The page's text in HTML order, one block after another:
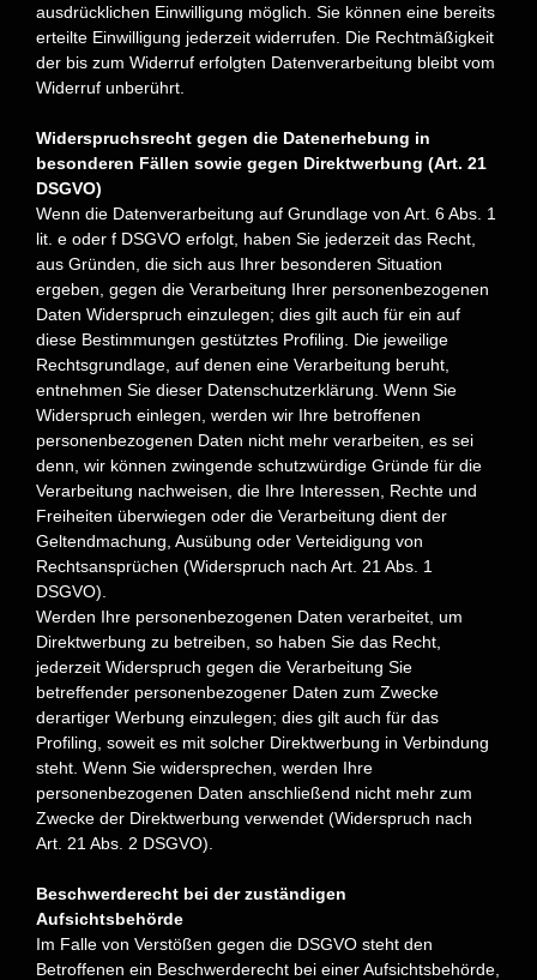
ausdrücklichen Einwilligung möglich. Sie können eine bereits
erteilte Einwilligung jederzeit widerrufen. Die Rechtmäßigkeit
der bis zum Widerruf erfolgten Datenverarbeitung bleibt vom
Widerruf unberührt.
Widerspruchsrecht gegen die Datenerhebung in
besonderen Fällen sowie gegen Direktwerbung (Art. 21
DSGVO)
Wenn die Datenverarbeitung auf Grundlage von Art. 6 Abs. 1
lit. e oder f DSGVO erfolgt, haben Sie jederzeit das Recht,
aus Gründen, die sich aus Ihrer besonderen Situation
ergeben, gegen die Verarbeitung Ihrer personenbezogenen
Daten Widerspruch einzulegen; dies gilt auch für ein auf
diese Bestimmungen gestütztes Profiling. Die jeweilige
Rechtsgrundlage, auf denen eine Verarbeitung beruht,
entnehmen Sie dieser Datenschutzerklärung. Wenn Sie
Widerspruch einlegen, werden wir Ihre betroffenen
personenbezogenen Daten nicht mehr verarbeiten, es sei
denn, wir können zwingende schutzwürdige Gründe für die
Verarbeitung nachweisen, die Ihre Interessen, Rechte und
Freiheiten überwiegen oder die Verarbeitung dient der
Geltendmachung, Ausübung oder Verteidigung von
Rechtsansprüchen (Widerspruch nach Art. 21 Abs. 1
DSGVO).
Werden Ihre personenbezogenen Daten verarbeitet, um
Direktwerbung zu betreiben, so haben Sie das Recht,
jederzeit Widerspruch gegen die Verarbeitung Sie
betreffender personenbezogener Daten zum Zwecke
derartiger Werbung einzulegen; dies gilt auch für das
Profiling, soweit es mit solcher Direktwerbung in Verbindung
steht. Wenn Sie widersprechen, werden Ihre
personenbezogenen Daten anschließend nicht mehr zum
Zwecke der Direktwerbung verwendet (Widerspruch nach
Art. 21 Abs. 2 DSGVO).
Beschwerderecht bei der zuständigen
Aufsichtsbehörde
Im Falle von Verstößen gegen die DSGVO steht den
Betroffenen ein Beschwerderecht bei einer Aufsichtsbehörde,